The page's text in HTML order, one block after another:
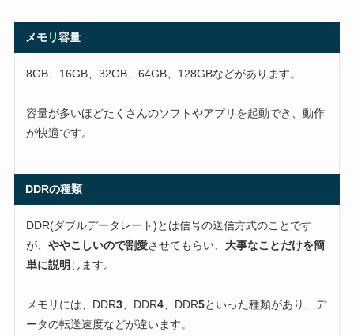
メモリ容量
8GB、16GB、32GB、64GB、128GBなどがあります。
容量が多いほどたくさんのソフトやアプリを起動でき、動作
が快適です。
DDRの種類
DDR(ダブルデータレート)とは信号の送信方式のことです
が、 ややこしいので割愛させてもらい、 大事なことだけを簡
単に説明 します。
メモリには、DDR3、DDR4、DDR5といった種類があり、デ
ータの転送速度などが違います。